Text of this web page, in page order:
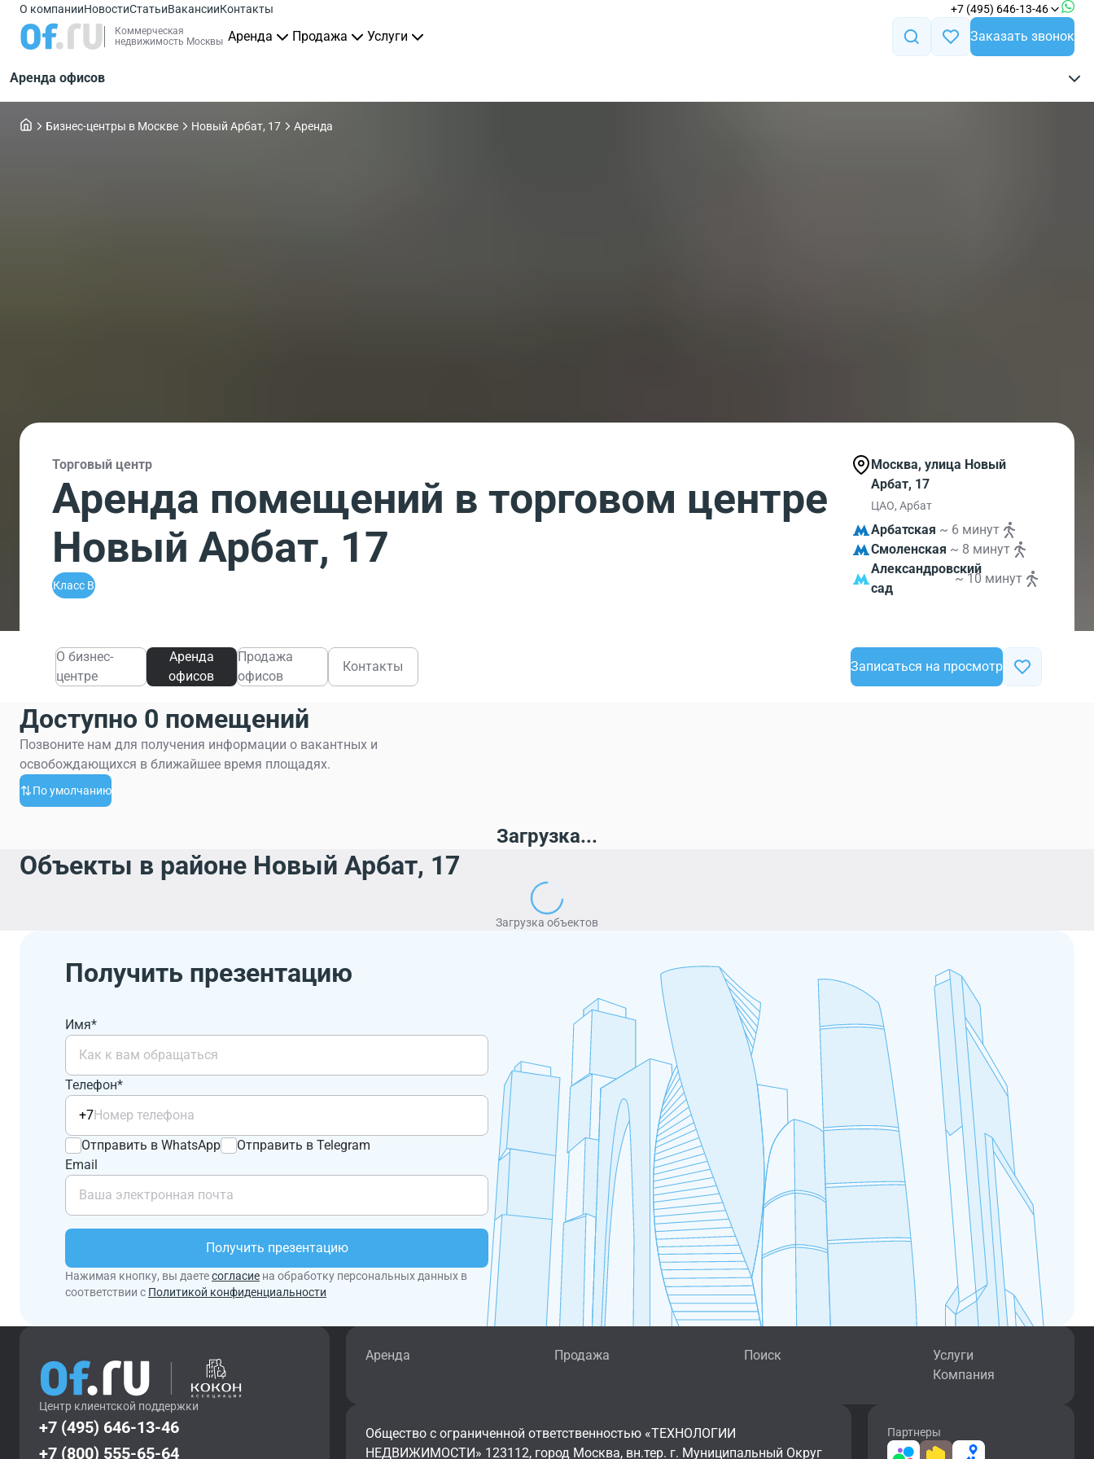
О компанииНовостиСтатьиВакансииКонтакты +7 (495) 646-13-46
Коммерческая
недвижимость Москвы Аренда Продажа Услуги Заказать звонок
Аренда офисов
Бизнес-центры в Москве Новый Арбат, 17 Аренда
Торговый центр
Аренда помещений в торговом центре
Новый Арбат, 17
Класс B
Москва, улица Новый
Арбат, 17
ЦАО, Арбат
Арбатская ~ 6 минут
Смоленская ~ 8 минут
Александровский
сад
~ 10 минут
О бизнес-
центре
Аренда
офисов
Продажа
офисов
Контакты Записаться на просмотр
Доступно 0 помещений
Позвоните нам для получения информации о вакантных и
освобождающихся в ближайшее время площадях.
По умолчанию
Загрузка...
Объекты в районе Новый Арбат, 17
Загрузка объектов
Получить презентацию
Имя*
Телефон*
+7
Отправить в WhatsApp
Отправить в Telegram
Email
Получить презентацию
Нажимая кнопку, вы даетесогласие на обработку персональных данных в
соответствии с Политикой конфиденциальности
Центр клиентской поддержки
+7 (495) 646-13-46
+7 (800) 555-65-64
Аренда Продажа Поиск
Услуги
Компания
Общество с ограниченной ответственностью «ТЕХНОЛОГИИ
НЕДВИЖИМОСТИ» 123112, город Москва, вн.тер. г. Муниципальный Округ
Партнеры